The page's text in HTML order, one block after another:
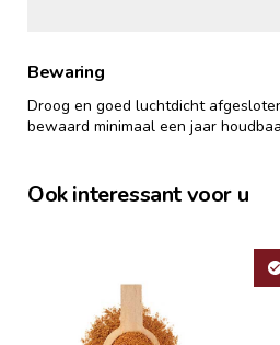
Bewaring
Droog en goed luchtdicht
bewaard minimaal een jaar
Ook interessant voor u